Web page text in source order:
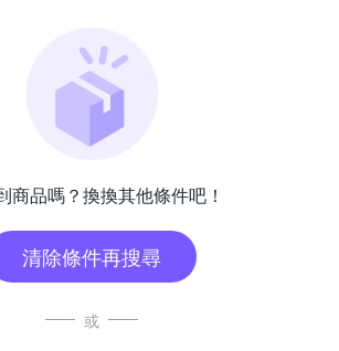
商品嗎？換換其他條件吧！
清除條件再搜尋
或